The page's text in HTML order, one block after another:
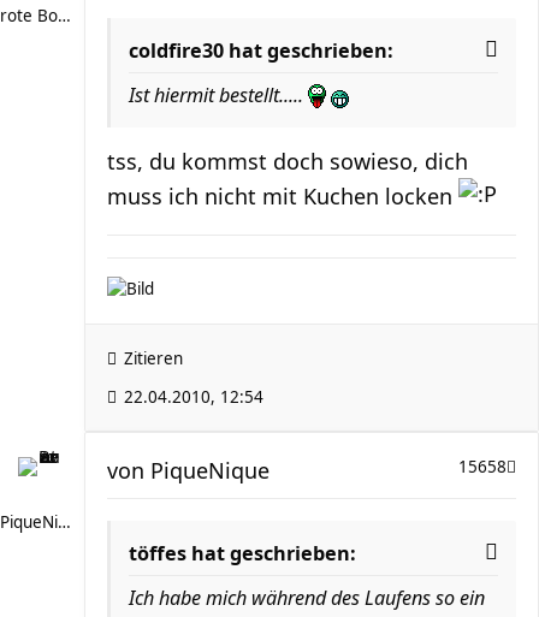
rote Bohne
coldfire30 hat geschrieben:
Ist hiermit bestellt.....
tss, du kommst doch sowieso, dich
muss ich nicht mit Kuchen locken
Zitieren
22.04.2010, 12:54
PiqueNique
15658
von PiqueNique
töffes hat geschrieben:
Ich habe mich während des Laufens so ein